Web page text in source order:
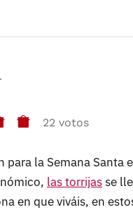
22 votos
para la Semana Santa
las torrijasse
en que viváis, en